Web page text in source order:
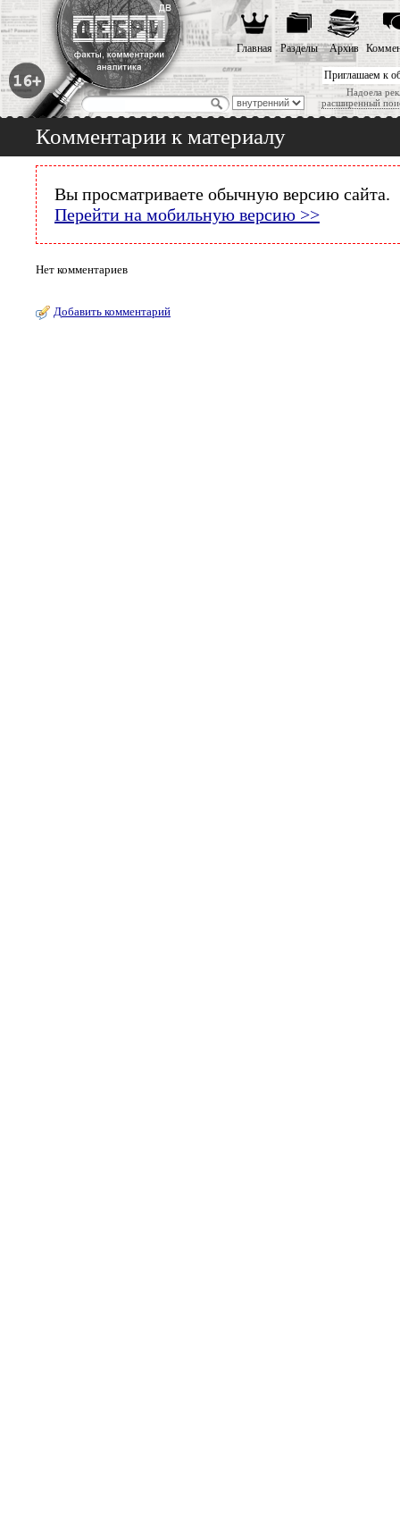
Приглашаем к
Надоела
расширенный
Главная Разделы Архив
Комментарии к материалу
Вы просматриваете обычную версию сайта.
Перейти на мобильную версию >>
Нет комментариев
Добавить комментарий